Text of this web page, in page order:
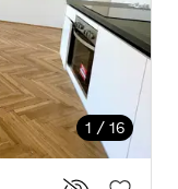
1 / 16